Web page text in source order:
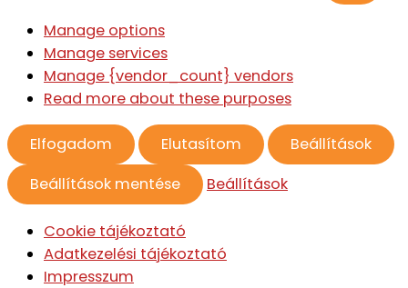
Manage options
Manage services
Manage {vendor_count} vendors
Read more about these purposes
Elfogadom Elutasítom
Beállítások
Beállítások mentése
Beállítások
Cookie tájékoztató
Adatkezelési tájékoztató
Impresszum